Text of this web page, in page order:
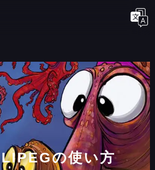
の使い方